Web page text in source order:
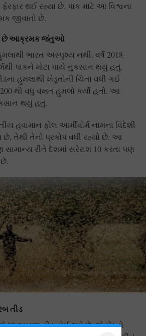
થઈ રહ્યા છે. પાક માટે આ વિશ્વના
જીવાતો છે.
છે આક્રમક જંતુઓ
ભારત અસ્પૃશ્ય નથી. વર્ષ 2018-
પાકને મોટા પાયે નુકસાન થયું હતું.
હુમલાથી ખેડૂતોની ચિંતા વધી ગઈ
200 થી વધુ વખત હુમલો કર્યો હતો. આ
થયું હતું.
હવામાન ફોલ આર્મીવોર્મ નામના વિદેશી
તેથી તેનો પ્રકોપ વધી રહ્યો છે. આ
રીતે દેશમાં સરેરાશ 10 કરતા પણ
તીડ
10 અબજ તીડ હોઈ શકે છે, જે સેંકડો